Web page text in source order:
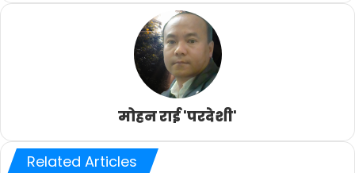
मोहन राई 'परदेशी'
Related Articles